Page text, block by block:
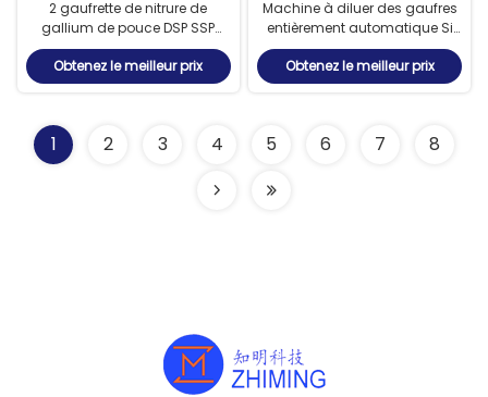
2 gaufrette de nitrure de
gallium de pouce DSP SSP
calibres épitaxiaux d'un GaN
de substrats de saphir d'axe
Obtenez le meilleur prix
Machine à diluer des gaufres
entièrement automatique Si
SiC GaN broyage des gaufres
ultra-minces
Obtenez le meilleur prix
1 2 3 4 5 6 7 8